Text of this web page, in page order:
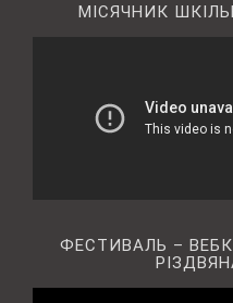
МІСЯЧНИК
ФЕСТИВАЛЬ –